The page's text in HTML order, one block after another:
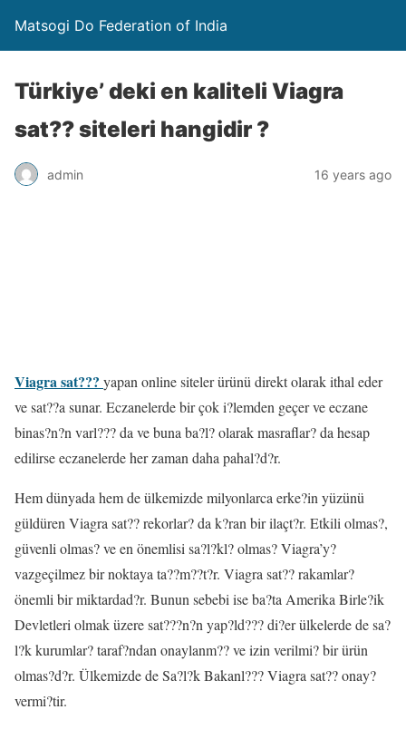
Matsogi Do Federation of India
Türkiye’ deki en kaliteli Viagra
sat?? siteleri hangidir ?
admin 16 years ago
Viagra sat??? yapan online siteler ürünü direkt olarak ithal eder
ve sat??a sunar. Eczanelerde bir çok i?lemden geçer ve eczane
binas?n?n varl??? da ve buna ba?l? olarak masraflar? da hesap
edilirse eczanelerde her zaman daha pahal?d?r.
Hem dünyada hem de ülkemizde milyonlarca erke?in yüzünü
güldüren Viagra sat?? rekorlar? da k?ran bir ilaçt?r. Etkili olmas?,
güvenli olmas? ve en önemlisi sa?l?kl? olmas? Viagra’y?
vazgeçilmez bir noktaya ta??m??t?r. Viagra sat?? rakamlar?
önemli bir miktardad?r. Bunun sebebi ise ba?ta Amerika Birle?ik
Devletleri olmak üzere sat???n?n yap?ld??? di?er ülkelerde de sa?
l?k kurumlar? taraf?ndan onaylanm?? ve izin verilmi? bir ürün
olmas?d?r. Ülkemizde de Sa?l?k Bakanl??? Viagra sat?? onay?
vermi?tir.